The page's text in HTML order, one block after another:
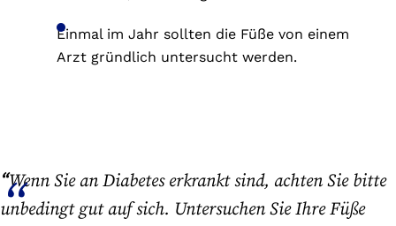
Einmal im Jahr sollten die Füße von einem
Arzt gründlich untersucht werden.
“Wenn Sie an Diabetes erkrankt sind, achten Sie bitte
unbedingt gut auf sich. Untersuchen Sie Ihre Füße